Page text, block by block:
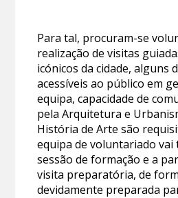
Para tal, procuram-se
realização de visitas
icónicos da cidade, alguns
acessíveis ao público em
equipa, capacidade de
pela Arquitetura e
História de Arte são
equipa de voluntariado vai
sessão de formação e a
visita preparatória, de
devidamente preparada